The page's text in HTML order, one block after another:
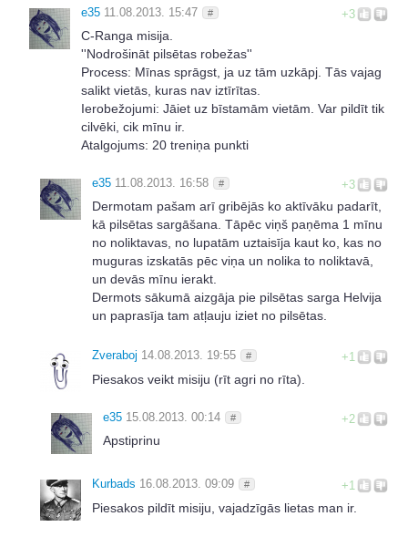
+3
e35 11.08.2013. 15:47 #
C-Ranga misija.
''Nodrošināt pilsētas robežas''
Process: Mīnas sprāgst, ja uz tām uzkāpj. Tās vajag
salikt vietās, kuras nav iztīrītas.
Ierobežojumi: Jāiet uz bīstamām vietām. Var pildīt tik
cilvēki, cik mīnu ir.
Atalgojums: 20 treniņa punkti
+3
e35 11.08.2013. 16:58 #
Dermotam pašam arī gribējās ko aktīvāku padarīt,
kā pilsētas sargāšana. Tāpēc viņš paņēma 1 mīnu
no noliktavas, no lupatām uztaisīja kaut ko, kas no
muguras izskatās pēc viņa un nolika to noliktavā,
un devās mīnu ierakt.
Dermots sākumā aizgāja pie pilsētas sarga Helvija
un paprasīja tam atļauju iziet no pilsētas.
+1
Zveraboj 14.08.2013. 19:55 #
Piesakos veikt misiju (rīt agri no rīta).
+2
e35 15.08.2013. 00:14 #
Apstiprinu
+1
Kurbads 16.08.2013. 09:09 #
Piesakos pildīt misiju, vajadzīgās lietas man ir.